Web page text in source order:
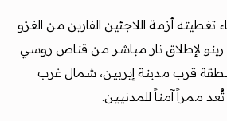
2022، أثناء تغطيته أزمة اللاجئين الفارين من الغزو
رينو لإطلاق نار مباشر من قناص روسي
قرب مدينة إيربين، شمال غرب
ممراً آمناً للمدنيين.